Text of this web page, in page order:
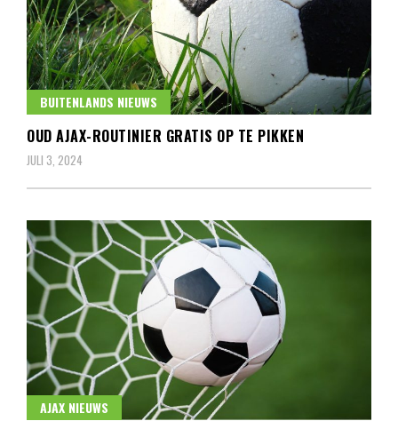
BUITENLANDS NIEUWS
OUD AJAX-ROUTINIER GRATIS OP TE PIKKEN
JULI 3, 2024
AJAX NIEUWS